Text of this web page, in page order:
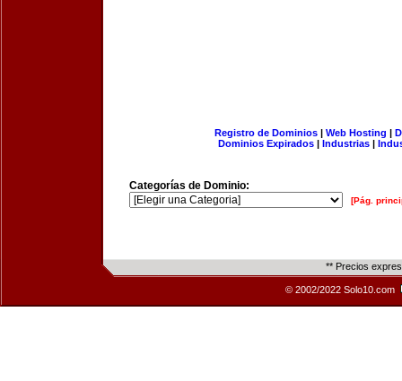
Registro de Dominios| Web Hosting |
Dominios Expirados | Industrias |
Categorías de Dominio:
[Pág.
** Precios
© 2002/2022 Solo10.com